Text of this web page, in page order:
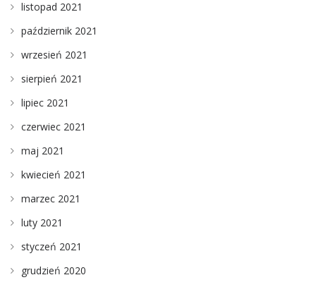
listopad 2021
październik 2021
wrzesień 2021
sierpień 2021
lipiec 2021
czerwiec 2021
maj 2021
kwiecień 2021
marzec 2021
luty 2021
styczeń 2021
grudzień 2020